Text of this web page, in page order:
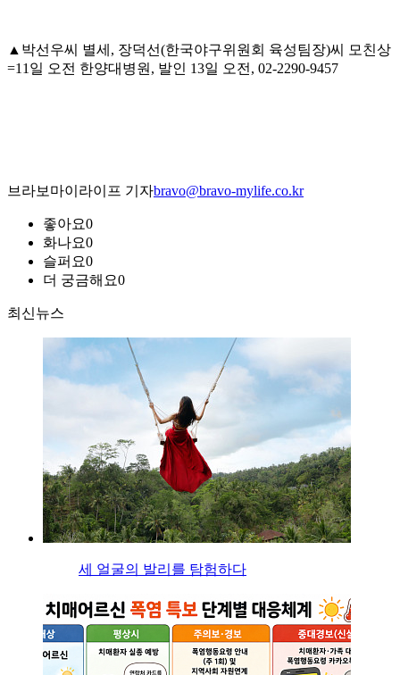
▲박선우씨 별세, 장덕선(한국야구위원회 육성팀장)씨 모친상
=11일 오전 한양대병원, 발인 13일 오전, 02-2290-9457
브라보마이라이프 기자bravo@bravo-mylife.co.kr
좋아요0
화나요0
슬퍼요0
더 궁금해요0
최신뉴스
세 얼굴의 발리를 탐험하다